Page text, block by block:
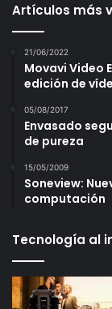
Artículos más
21/06/2022
Movavi Video
edición de
05/08/2017
Envasado
de pureza
15/05/2009
Soneview:
computación
Tecnología al